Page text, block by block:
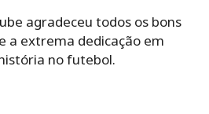
agradeceu todos os bons
a extrema dedicação em
no futebol.